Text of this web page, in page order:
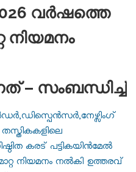
വർഷത്തെ
നിയമനം
– സംബന്ധിച്ച്
കരട് പട്ടികയിൻമേൽ
നിയമനം നൽകി ഉത്തരവ്